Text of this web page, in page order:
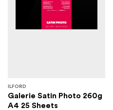
ILFORD
Galerie Satin Photo 260g
A4 25 Sheets